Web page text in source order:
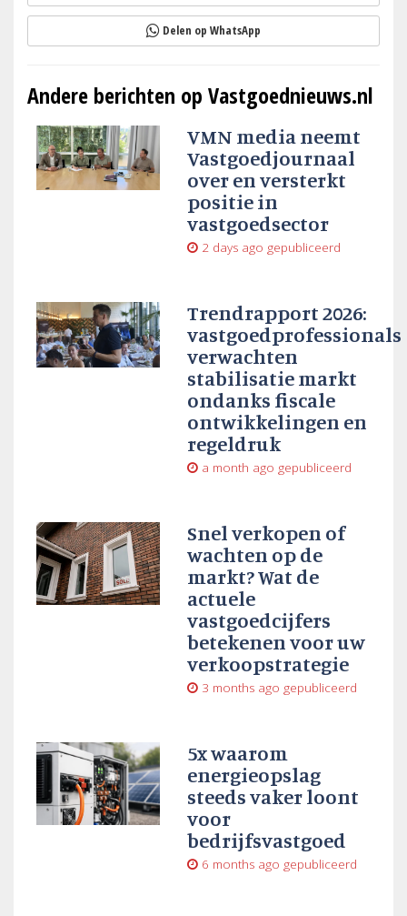
Delen op WhatsApp
Andere berichten op Vastgoednieuws.nl
VMN media neemt
Vastgoedjournaal
over en versterkt
positie in
vastgoedsector
2 days ago gepubliceerd
Trendrapport 2026:
vastgoedprofessionals
verwachten
stabilisatie markt
ondanks fiscale
ontwikkelingen en
regeldruk
a month ago gepubliceerd
Snel verkopen of
wachten op de
markt? Wat de
actuele
vastgoedcijfers
betekenen voor uw
verkoopstrategie
3 months ago gepubliceerd
5x waarom
energieopslag
steeds vaker loont
voor
bedrijfsvastgoed
6 months ago gepubliceerd